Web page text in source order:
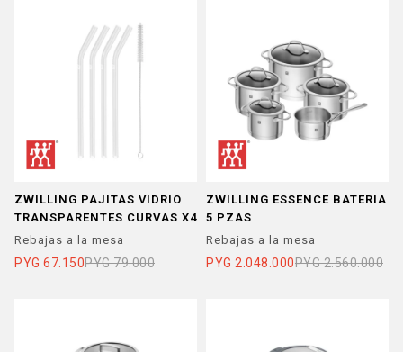
ZWILLING PAJITAS VIDRIO
TRANSPARENTES CURVAS X4
Rebajas a la mesa
PYG 67.150PYG 79.000
ZWILLING ESSENCE BATERIA
5 PZAS
Rebajas a la mesa
PYG 2.048.000PYG 2.560.000